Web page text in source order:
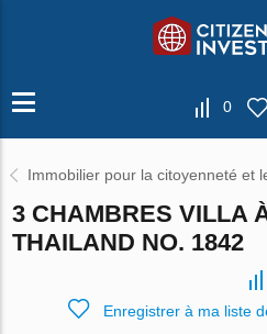
0
Immobilier pour la citoyenneté et
3 CHAMBRES VILLA
THAILAND NO. 1842
Enregistrer à ma liste